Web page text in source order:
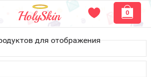
0
для отображения
по всем городам России.
курьером, Почтой России или